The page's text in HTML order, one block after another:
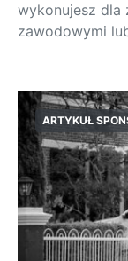
wykonujesz dla
zawodowymi
ARTYKUŁ